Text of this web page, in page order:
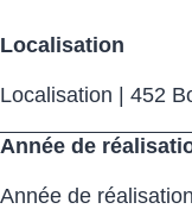
Localisation
Localisation | 452
Année de
Année de